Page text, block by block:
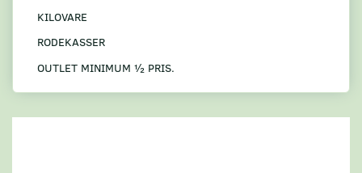
KILOVARE
RODEKASSER
OUTLET MINIMUM ½ PRIS.